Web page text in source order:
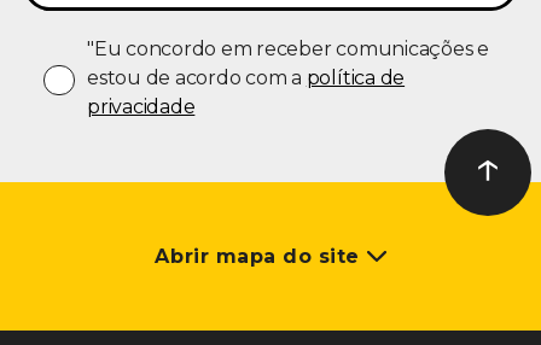
"Eu concordo em receber comunicações e
estou de acordo com a política de
privacidade
Ir ao
↑
Abrir mapa do site